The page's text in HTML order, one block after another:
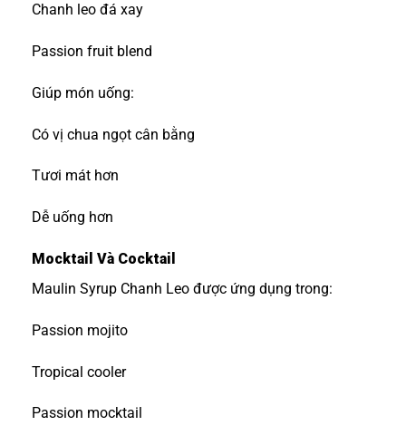
Chanh leo đá xay
Passion fruit blend
Giúp món uống:
Có vị chua ngọt cân bằng
Tươi mát hơn
Dễ uống hơn
Mocktail Và Cocktail
Maulin Syrup Chanh Leo được ứng dụng trong:
Passion mojito
Tropical cooler
Passion mocktail